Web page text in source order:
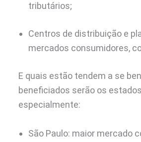
tributários;
Centros de distribuição e
mercados consumidores,
E quais estão tendem a se
beneficiados serão os
especialmente:
São Paulo: maior mercado